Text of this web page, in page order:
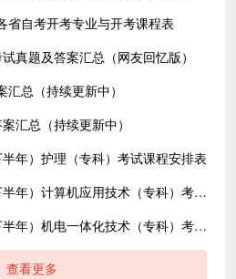
省自考开考专业与开考课程表
真题及答案汇总（网友回忆版）
总（持续更新中）
汇总（持续更新中）
年）护理（专科）考试课程安排表
江西自考2026年10月（下半年）计算机应用技术（专科）考试课程安排表
江西自考2026年10月（下半年）机电一体化技术（专科）考试课程安排表
查看更多